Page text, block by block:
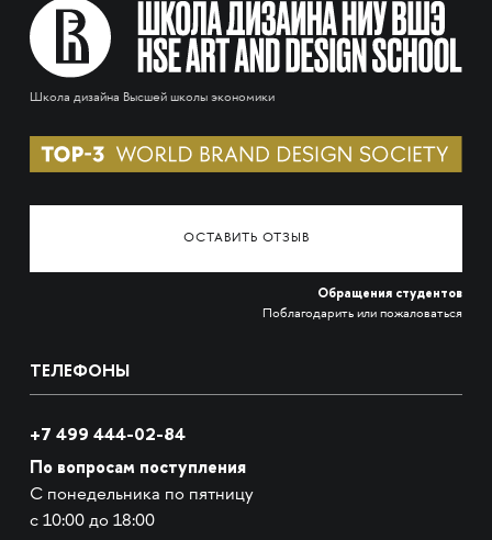
Школа дизайна Высшей школы экономики
ОСТАВИТЬ ОТЗЫВ
Обращения студентов
Поблагодарить или пожаловаться
ТЕЛЕФОНЫ
+7 499 444-02-84
По вопросам поступления
С понедельника по пятницу
с 10:00 до 18:00